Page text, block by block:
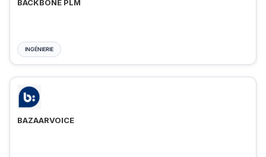
BACKBONE PLM
INGÉNIERIE
BAZAARVOICE